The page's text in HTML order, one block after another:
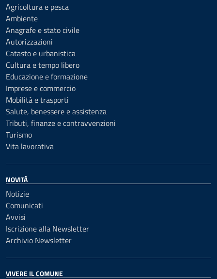
Agricoltura e pesca
Ambiente
Anagrafe e stato civile
Autorizzazioni
Catasto e urbanistica
Cultura e tempo libero
Educazione e formazione
Imprese e commercio
Mobilità e trasporti
Salute, benessere e assistenza
Tributi, finanze e contravvenzioni
Turismo
Vita lavorativa
NOVITÀ
Notizie
Comunicati
Avvisi
Iscrizione alla Newsletter
Archivio Newsletter
VIVERE IL COMUNE